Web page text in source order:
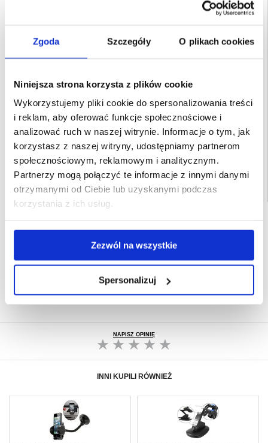
Zgoda Szczegóły O plikach cookies
Niniejsza strona korzysta z plików cookie
Wykorzystujemy pliki cookie do spersonalizowania treści
i reklam, aby oferować funkcje społecznościowe i
analizować ruch w naszej witrynie. Informacje o tym, jak
korzystasz z naszej witryny, udostępniamy partnerom
społecznościowym, reklamowym i analitycznym.
Partnerzy mogą połączyć te informacje z innymi danymi
otrzymanymi od Ciebie lub uzyskanymi podczas
korzystania z ich usług.
Zezwól na wszystkie
Spersonalizuj
- Kompatybilny ze wszystkimi urządzeniami bezprzewodowymi 802.11n/g/b
- Przyciski: rozszerzania zasięgu, resetowania
- Szybkość sygnału: 300Mbps (11n), 54Mbps (11g), 11Mbps (11b)
- Wymiary (szer x gł x wys): 110.0mm x 65.8mm x 75.2mm
sieciowe,Router
CLUB TRENDY
PON.-PT. 12.00-15.00
30-DNIOWA POLITYKA ZWROTU
PONAD 8 000 000 ZADOWOLONYCH
NAPISZ OPINIĘ
INNI KUPILI RÓWNIEŻ